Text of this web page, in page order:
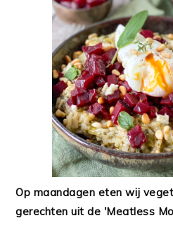
Op maandagen eten wij
gerechten uit de 'Meatless